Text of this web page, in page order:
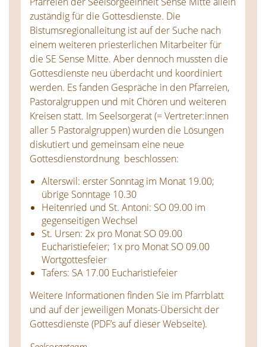
zuständig für die Gottesdienste. Die
Bistumsregionalleitung ist auf der Suche nach
einem weiteren priesterlichen Mitarbeiter für
die SE Sense Mitte. Aber dennoch mussten die
Gottesdienste neu überdacht und koordiniert
werden. Es fanden Gespräche in den Pfarreien,
Pastoralgruppen und mit Chören und weiteren
Kreisen statt. Im Seelsorgerat (= Vertreter:innen
aller 5 Pastoralgruppen) wurden die Lösungen
diskutiert und gemeinsam eine neue
Gottesdienstordnung beschlossen:
Alterswil: erster Sonntag im Monat 19.00;
übrige Sonntage 10.30
Heitenried und St. Antoni: SO 09.00 im
gegenseitigen Wechsel
St. Ursen: 2x pro Monat SO 09.00
Eucharistiefeier; 1x pro Monat SO 09.00
Wortgottesfeier
Tafers: SA 17.00 Eucharistiefeier
Weitere Informationen finden Sie im Pfarrblatt
und auf der jeweiligen Monats-Übersicht der
Gottesdienste (PDF’s auf dieser Webseite).